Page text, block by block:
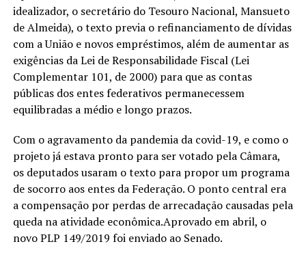
idealizador, o secretário do Tesouro Nacional, Mansueto
de Almeida), o texto previa o refinanciamento de dívidas
com a União e novos empréstimos, além de aumentar as
exigências da Lei de Responsabilidade Fiscal (Lei
Complementar 101, de 2000) para que as contas
públicas dos entes federativos permanecessem
equilibradas a médio e longo prazos.
Com o agravamento da pandemia da covid-19, e como o
projeto já estava pronto para ser votado pela Câmara,
os deputados usaram o texto para propor um programa
de socorro aos entes da Federação. O ponto central era
a compensação por perdas de arrecadação causadas pela
queda na atividade econômica.Aprovado em abril, o
novo PLP 149/2019 foi enviado ao Senado.